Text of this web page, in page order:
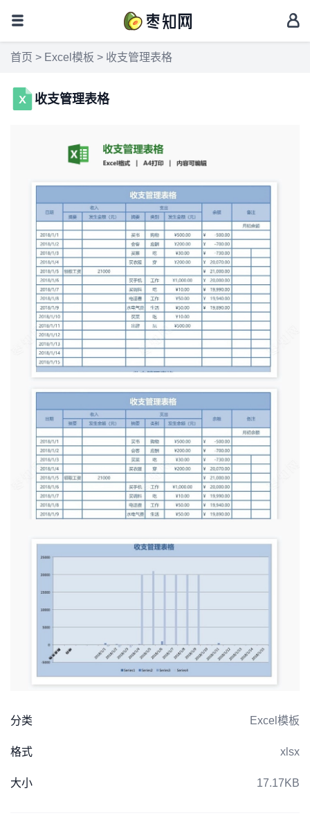
首页 > Excel模板 > 收支管理表格
收支管理表格
分类 Excel模板
格式 xlsx
大小 17.17KB